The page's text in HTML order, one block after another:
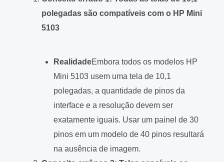
polegadas são compatíveis com o HP Mini
5103
RealidadeEmbora todos os modelos HP
Mini 5103 usem uma tela de 10,1
polegadas, a quantidade de pinos da
interface e a resolução devem ser
exatamente iguais. Usar um painel de 30
pinos em um modelo de 40 pinos resultará
na ausência de imagem.